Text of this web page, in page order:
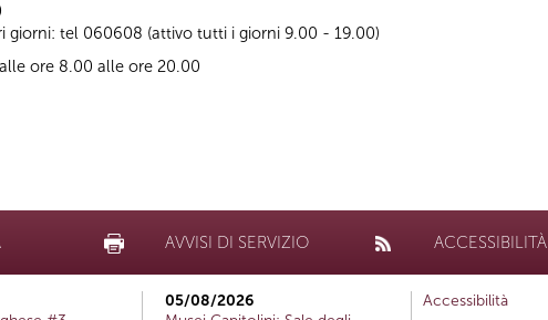
giorni: tel 060608 (attivo tutti i giorni 9.00 - 19.00)
ore 8.00 alle ore 20.00
AVVISI DI SERVIZIO
05/08/2026
ACCESSIBILITÀ
Accessibilità